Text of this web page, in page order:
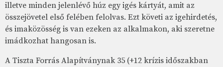
illetve minden jelenlévő húz egy igés kártyát, amit az
összejövetel első felében felolvas. Ezt követi az igehirdetés,
és imaközösség is van ezeken az alkalmakon, aki szeretne
imádkozhat hangosan is.
A Tiszta Forrás Alapítványnak 35 (+12 krízis időszakban